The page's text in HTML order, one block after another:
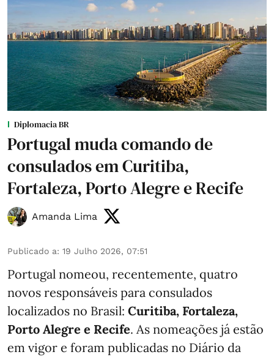
Diplomacia BR
Portugal muda comando de
consulados em Curitiba,
Fortaleza, Porto Alegre e Recife
Amanda Lima
Publicado a: 19 Julho 2026, 07:51
Portugal nomeou, recentemente, quatro
novos responsáveis para consulados
localizados no Brasil: Curitiba, Fortaleza,
Porto Alegre e Recife. As nomeações já estão
em vigor e foram publicadas no Diário da